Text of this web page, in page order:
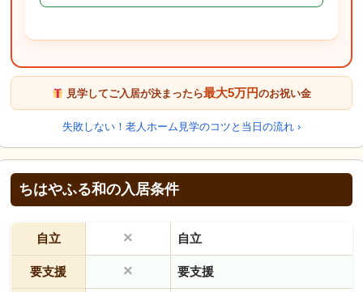
見学してご入居が決まったら最大5万円のお祝い金
失敗しない！老人ホーム見学のコツと当日の流れ ›
ちはやふる和の入居条件
自立 × 自立
要支援 × 要支援